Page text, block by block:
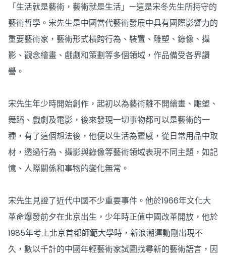
「生活就是藝術，藝術就是生活」—這是宋冬先生所持守的
藝術哲學。宋先生是中國當代藝術發展中具有國際影響力的
重要藝術家，藝術形式橫跨行為、裝置、雕塑、錄像、攝
影、觀念繪畫、戲劇和策劃等多個領域，作品備受各界讚
譽。
宋先生年少時開始創作，起初以為藝術離不開繪畫、雕塑、
舞蹈、戲劇及電影，後來發現一切事物都可以是藝術的一
種，有了這個想法後，他便以生活為靈感，從日常用品中取
材，透過行為、攝影與錄像等藝術領域表現不同主題，如記
憶、人際關係和事物的變化無常。
宋先生見證了近代中國不少重要事件。他於1966年文化大
革命爆發前夕在北京出生，少年時正值中國改革開放，他於
1985年考上北京首都師範大學時，新浪潮運動剛出現不
久，數以千計的中國年輕藝術家試圖找尋新的藝術語言，因